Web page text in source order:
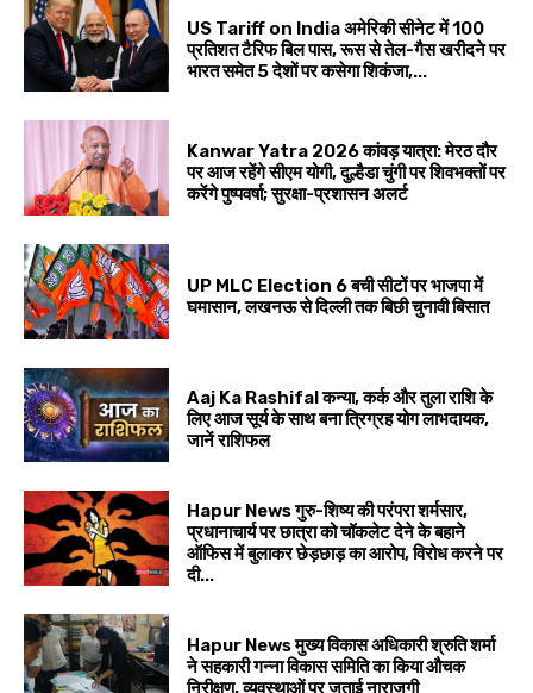
US Tariff on India अमेरिकी सीनेट में 100
प्रतिशत टैरिफ बिल पास, रूस से तेल-गैस खरीदने पर
भारत समेत 5 देशों पर कसेगा शिकंजा,...
Kanwar Yatra 2026 कांवड़ यात्रा: मेरठ दौर
पर आज रहेंगे सीएम योगी, दुल्हैडा चुंगी पर शिवभक्तों पर
करेंगे पुष्पवर्षा; सुरक्षा-प्रशासन अलर्ट
UP MLC Election 6 बची सीटों पर भाजपा में
घमासान, लखनऊ से दिल्ली तक बिछी चुनावी बिसात
Aaj Ka Rashifal कन्या, कर्क और तुला राशि के
लिए आज सूर्य के साथ बना त्रिग्रह योग लाभदायक,
जानें राशिफल
Hapur News गुरु-शिष्य की परंपरा शर्मसार,
प्रधानाचार्य पर छात्रा को चॉकलेट देने के बहाने
ऑफिस में बुलाकर छेड़छाड़ का आरोप, विरोध करने पर
दी...
Hapur News मुख्य विकास अधिकारी श्रुति शर्मा
ने सहकारी गन्ना विकास समिति का किया औचक
निरीक्षण, व्यवस्थाओं पर जताई नाराजगी